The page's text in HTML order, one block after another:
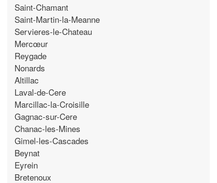
Saint-Chamant
Saint-Martin-la-Meanne
Servieres-le-Chateau
Mercœur
Reygade
Nonards
Altillac
Laval-de-Cere
Marcillac-la-Croisille
Gagnac-sur-Cere
Chanac-les-Mines
Gimel-les-Cascades
Beynat
Eyrein
Bretenoux